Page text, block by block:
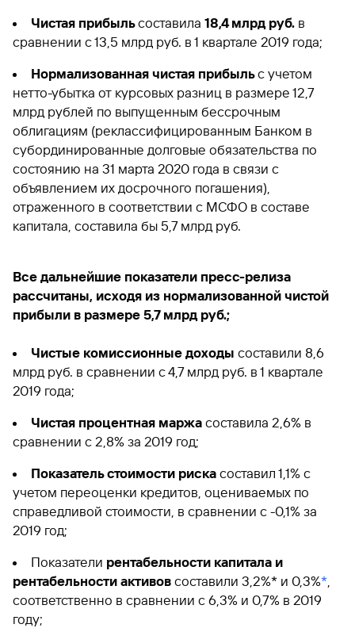
страхование
карты
Оператор
электронных
денежных
средств
Быстрый
поиск
по
сайту
курсов
валют и
металлов
Быстрый
поиск
по
сайту
Кредит
сайту
Кредит
Чистая прибыльсоставила 18,4 млрд руб. в
сравнении с 13,5 млрд руб. в 1 квартале 2019 года;
Нормализованная чистая прибыльс учетом
нетто-убытка от курсовых разниц в размере 12,7
млрд рублей по выпущенным бессрочным
облигациям (реклассифицированным Банком в
субординированные долговые обязательства по
состоянию на 31 марта 2020 года в связи с
объявлением их досрочного погашения),
отраженного в соответствии с МСФО в составе
капитала, составила бы 5,7 млрд руб.
Все дальнейшие показатели пресс-релиза
рассчитаны, исходя из нормализованной чистой
прибыли в размере 5,7 млрд руб.;
Чистые комиссионные доходы составили 8,6
млрд руб. в сравнении с 4,7 млрд руб. в 1 квартале
2019 года;
Чистая процентная маржа составила 2,6% в
сравнении с 2,8% за 2019 год;
Показатель стоимости риска составил 1,1% с
учетом переоценки кредитов, оцениваемых по
справедливой стоимости, в сравнении с -0,1% за
2019 год;
Показатели рентабельности капитала и
рентабельности активов составили 3,2%* и 0,3%*,
соответственно в сравнении с 6,3% и 0,7% в 2019
году;